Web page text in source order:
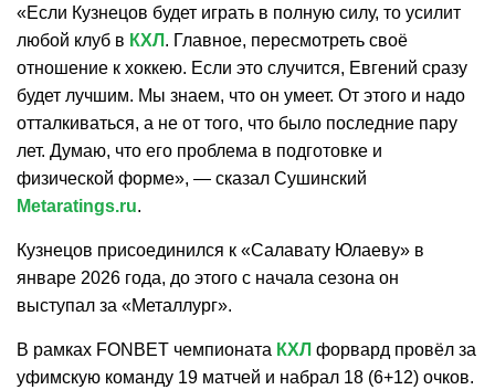
«Если Кузнецов будет играть в полную силу, то усилит
любой клуб в КХЛ . Главное, пересмотреть своё
отношение к хоккею. Если это случится, Евгений сразу
будет лучшим. Мы знаем, что он умеет. От этого и надо
отталкиваться, а не от того, что было последние пару
лет. Думаю, что его проблема в подготовке и
физической форме», — сказал Сушинский
Metaratings.ru.
Кузнецов присоединился к «Салавату Юлаеву» в
январе 2026 года, до этого с начала сезона он
выступал за «Металлург».
В рамках FONBET чемпионата КХЛ форвард провёл за
уфимскую команду 19 матчей и набрал 18 (6+12) очков.